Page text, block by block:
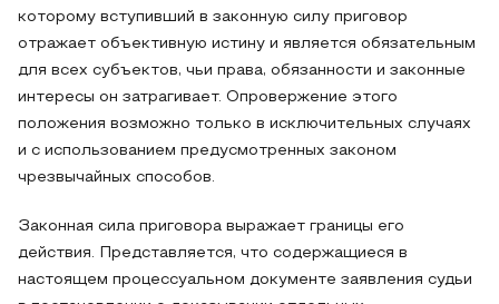
которому вступивший в законную силу приговор
отражает объективную истину и является обязательным
для всех субъектов, чьи права, обязанности и законные
интересы он затрагивает. Опровержение этого
положения возможно только в исключительных случаях
и с использованием предусмотренных законом
чрезвычайных способов.
Законная сила приговора выражает границы его
действия. Представляется, что содержащиеся в
настоящем процессуальном документе заявления судьи